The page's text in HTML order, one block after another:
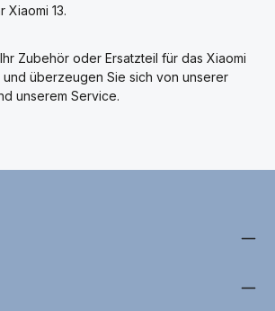
Xiaomi 13.
Zubehör oder Ersatzteil für das Xiaomi
und überzeugen Sie sich von unserer
unserem Service.